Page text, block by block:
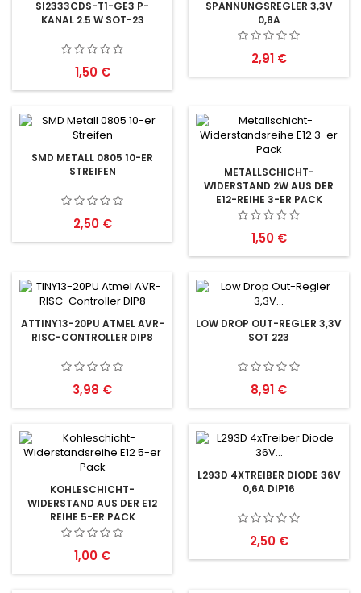
SI2333CDS-T1-GE3 P-
KANAL 2.5 W SOT-23
Preis
1,50 €
SPANNUNGSREGLER 3,3V
0,8A
Preis
2,91 €
SMD METALL 0805 10-ER
STREIFEN
Preis
2,50 €
METALLSCHICHT-
WIDERSTAND 2W AUS DER
E12-REIHE 3-ER PACK
Preis
1,50 €
ATTINY13-20PU ATMEL AVR-
RISC-CONTROLLER DIP8
Preis
3,98 €
LOW DROP OUT-REGLER 3,3V
SOT 223
Preis
8,91 €
KOHLESCHICHT-
WIDERSTAND AUS DER E12
REIHE 5-ER PACK
Preis
1,00 €
L293D 4XTREIBER DIODE 36V
0,6A DIP16
Preis
2,50 €